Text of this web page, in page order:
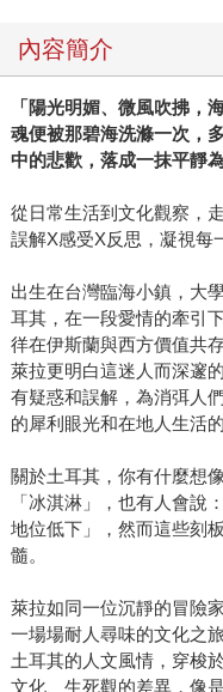
內容簡介
「陽光明媚、微風吹拂，
魂便被那碧海洗滌一次，
中的悲歡，落成一抹平靜為
從日常生活到文化觀察，
誤解X感受X反思，凝視每
出生在台灣臨海小鎮，大
耳其，在一段愛情的牽引
徉在伊斯蘭與西方價值共
萊拉更明白這迷人而深邃
有疑惑和誤解，為消弭人
的犀利眼光和在地人生活
關於土耳其，你有什麼想
「冰淇淋」，也有人會說
地位低下」，然而這些刻
髓。
萊拉如同一位沉靜的冒險
一場場耐人尋味的文化之
土耳其的人文風情，穿梭
文化、生死觀的差異，像